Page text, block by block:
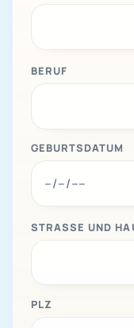
BERUF
GEBURTSDATUM
STRASSE UND
PLZ